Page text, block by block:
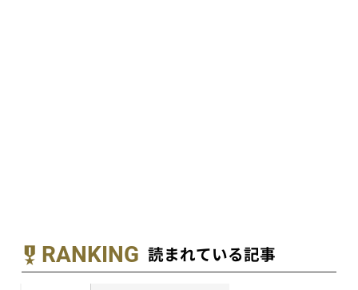
RANKING 読まれている記事